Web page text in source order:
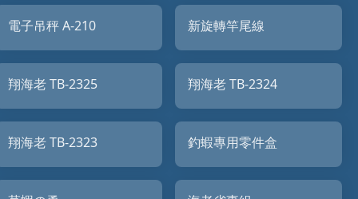
電子吊秤 A-210 新旋轉竿尾線
翔海老 TB-2325 翔海老 TB-2324
翔海老 TB-2323 釣蝦專用零件盒